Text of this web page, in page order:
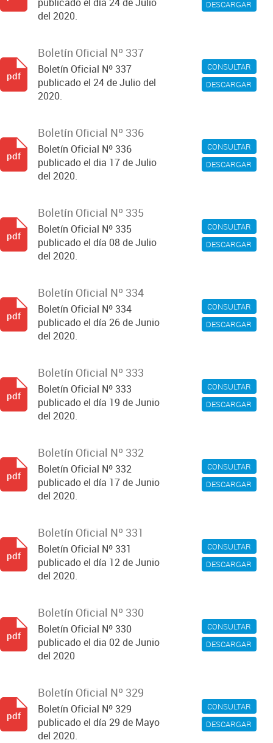
DESCARGAR
del 2020.
CONSULTAR
DESCARGAR
Boletín Oficial Nº 337
Boletín Oficial Nº 337
publicado el 24 de Julio del
2020.
pdf
CONSULTAR
DESCARGAR
Boletín Oficial Nº 336
Boletín Oficial Nº 336
publicado el dia 17 de Julio
del 2020.
pdf
CONSULTAR
DESCARGAR
Boletín Oficial Nº 335
Boletín Oficial Nº 335
publicado el día 08 de Julio
del 2020.
pdf
CONSULTAR
DESCARGAR
Boletín Oficial Nº 334
Boletín Oficial Nº 334
publicado el día 26 de Junio
del 2020.
pdf
CONSULTAR
DESCARGAR
Boletín Oficial Nº 333
Boletín Oficial Nº 333
publicado el día 19 de Junio
del 2020.
pdf
CONSULTAR
DESCARGAR
Boletín Oficial Nº 332
Boletín Oficial Nº 332
publicado el día 17 de Junio
del 2020.
pdf
CONSULTAR
DESCARGAR
Boletín Oficial Nº 331
Boletín Oficial Nº 331
publicado el día 12 de Junio
del 2020.
pdf
CONSULTAR
DESCARGAR
Boletín Oficial Nº 330
Boletín Oficial Nº 330
publicado el dia 02 de Junio
del 2020
pdf
CONSULTAR
DESCARGAR
Boletín Oficial Nº 329
Boletín Oficial Nº 329
publicado el día 29 de Mayo
del 2020.
pdf